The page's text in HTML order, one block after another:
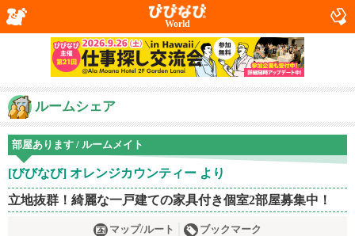
World
ルームシェア
部屋あります / ルームメイト
[びびなび] オレンジカウンティー より
立地抜群！綺麗な一戸建ての家具付き個室2部屋募集中！
マップ/ルート ブックマーク